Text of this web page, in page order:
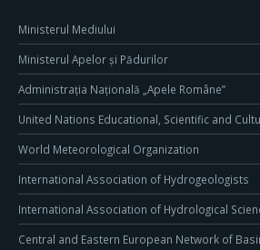
Ministerul Mediului
Ministerul Apelor și Pădurilor
Administrația Națională „Apele Române”
United Nations Educational, Scientific and
World Meteorological Organization
International Association of Hydrogeologists
International Association of Hydrological
Central and Eastern European Network of